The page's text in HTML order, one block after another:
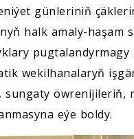
günleriniň
halk amaly-haşam
pugtalandyrmagy
wekilhanalaryň
öwrenijileriň,
eýe boldy.